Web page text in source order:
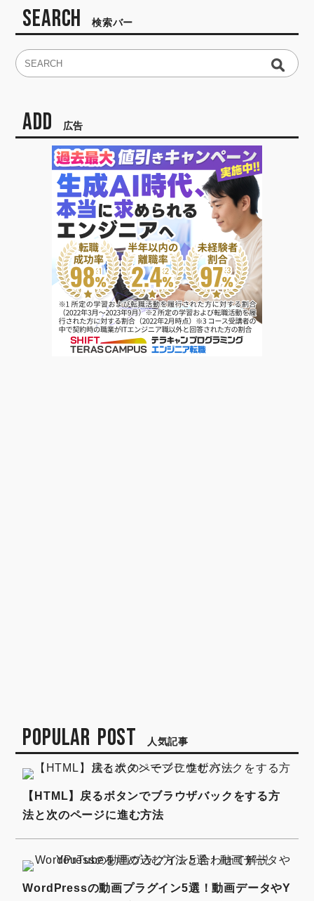
SEARCH 検索バー
ADD 広告
POPULAR POST 人気記事
【HTML】戻るボタンでブラウザバックをする方
法と次のページに進む方法
WordPressの動画プラグイン5選！動画データやY